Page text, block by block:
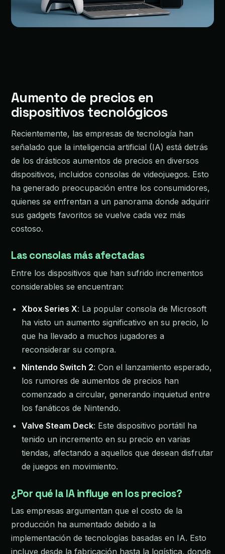
Aumento de precios en
dispositivos tecnológicos
Recientemente, las empresas de tecnología han
señalado que la inteligencia artificial (IA) está detrás
de los drásticos aumentos de precios en diversos
dispositivos, incluidos consolas de videojuegos. Esto
ha generado preocupación entre los consumidores,
quienes se enfrentan a un panorama donde adquirir
sus gadgets favoritos se vuelve cada vez más
costoso.
Las consolas más afectadas
Entre los dispositivos que han sufrido incrementos
considerables se encuentran:
Xbox Series X: La popular consola de Microsoft
ha visto un aumento significativo en su precio, lo
que ha llevado a muchos jugadores a
reconsiderar su compra.
Nintendo Switch 2: Con el lanzamiento esperado,
los rumores de aumentos de precios han
comenzado a circular, generando inquietud entre
los fanáticos de Nintendo.
Valve Steam Deck: Este dispositivo portátil ha
tenido un incremento en su precio en varias
tiendas, afectando a aquellos que desean disfrutar
de juegos en movimiento.
¿Por qué la IA influye en los precios?
Las empresas argumentan que el costo de la
producción ha aumentado debido a la
implementación de tecnologías basadas en IA. Esto
incluye desde la fabricación hasta la logística, donde